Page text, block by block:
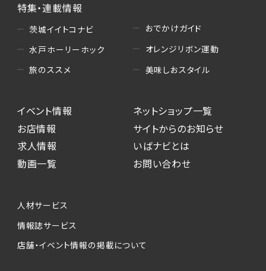
特集・連載情報
茨城イイトコナビ
水戸ホーリーホック
旅のススメ
おでかけガイド
オレンジリボン運動
美味しおスタイル
イベント情報
お店情報
求人情報
動画一覧
ネットショップ一覧
サイトからのお知らせ
いばナビとは
お問い合わせ
人材サービス
情報誌サービス
店舗・イベント情報の掲載について